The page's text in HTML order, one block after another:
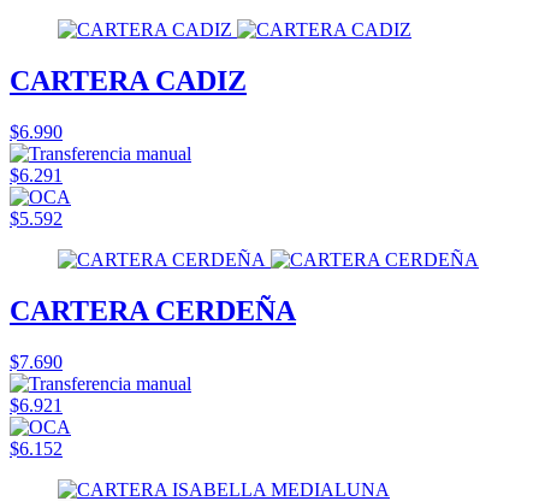
CARTERA CADIZ
$6.990
$6.291
$5.592
CARTERA CERDEÑA
$7.690
$6.921
$6.152